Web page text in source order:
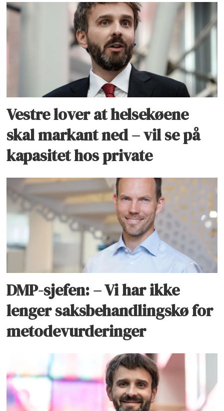
Vestre lover at helsekøene
skal markant ned – vil se på
kapasitet hos private
DMP-sjefen: – Vi har ikke
lenger saksbehandlingskø for
metodevurderinger